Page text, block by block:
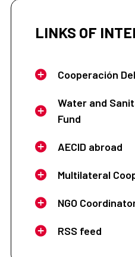
LINKS OF
Cooperación
Water and
Fund
AECID abroad
Multilateral
NGO
RSS feed